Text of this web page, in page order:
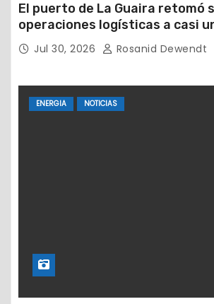
El puerto de La Guaira retomó
operaciones logísticas a casi
devastadores terremotos
Jul 30, 2026 Rosanid Dewendt
ENERGIA NOTICIAS